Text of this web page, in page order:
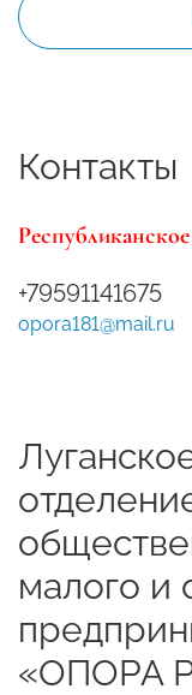
Контакты
+79591141675
opora181@mail.ru
малого и
«ОПОРА